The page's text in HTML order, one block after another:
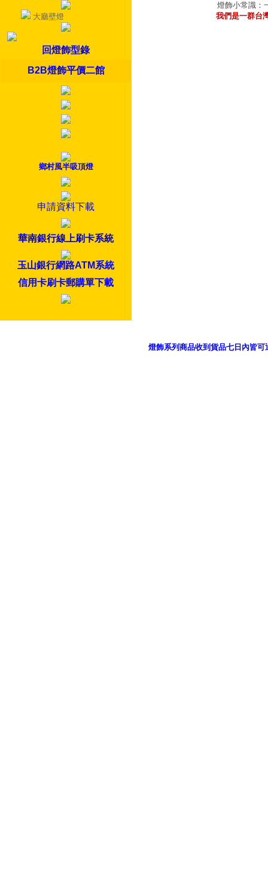
大廳壁燈
回燈飾型錄
B2B燈飾平價二館
鄉村風半吸頂燈
申請資料下載
華南銀行線上刷卡系統
玉山銀行網路ATM系統
信用卡刷卡郵購單下載
燈飾小常識：
我們是一群台
燈飾系列商品收到貨品七日內皆